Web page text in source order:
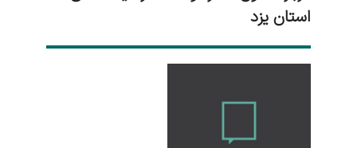
استان یزد